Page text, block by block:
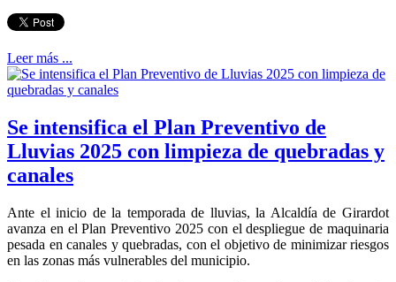
Leer más ...
Se intensifica el Plan Preventivo de
Lluvias 2025 con limpieza de quebradas y
canales
Ante el inicio de la temporada de lluvias, la Alcaldía de Girardot
avanza en el Plan Preventivo 2025 con el despliegue de maquinaria
pesada en canales y quebradas, con el objetivo de minimizar riesgos
en las zonas más vulnerables del municipio.